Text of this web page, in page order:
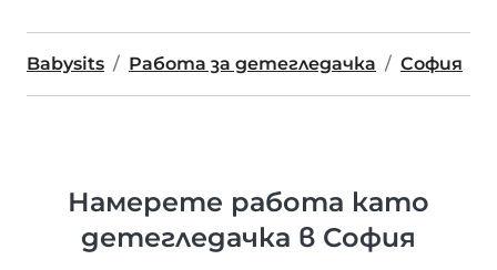
Babysits Работа за детегледачка София
Намерете работа като
детегледачка в София